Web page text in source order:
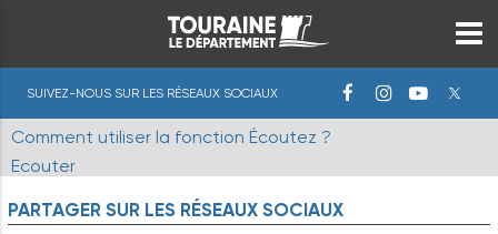
SUIVEZ-NOUS SUR LES RÉSEAUX SOCIAUX
Comment utiliser la fonction Écoutez ?
Ecouter
PARTAGER SUR LES RÉSEAUX SOCIAUX